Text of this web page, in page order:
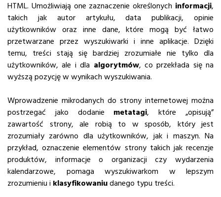
HTML. Umożliwiają one zaznaczenie określonych informacji,
takich jak autor artykułu, data publikacji, opinie
użytkowników oraz inne dane, które mogą być łatwo
przetwarzane przez wyszukiwarki i inne aplikacje. Dzięki
temu, treści stają się bardziej zrozumiałe nie tylko dla
użytkowników, ale i dla algorytmów, co przekłada się na
wyższą pozycję w wynikach wyszukiwania.
Wprowadzenie mikrodanych do strony internetowej można
postrzegać jako dodanie metatagi, które „opisują”
zawartość strony, ale robią to w sposób, który jest
zrozumiały zarówno dla użytkowników, jak i maszyn. Na
przykład, oznaczenie elementów strony takich jak recenzje
produktów, informacje o organizacji czy wydarzenia
kalendarzowe, pomaga wyszukiwarkom w lepszym
zrozumieniu i klasyfikowaniudanego typu treści.